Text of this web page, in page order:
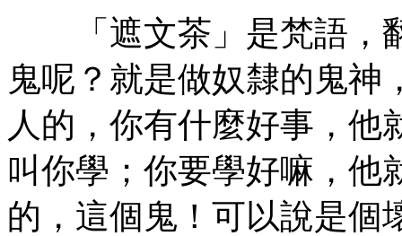
「遮文茶」是梵語，
鬼呢？就是做奴隸的鬼神
人的，你有什麼好事，他
叫你學；你要學好嘛，他
的，這個鬼！可以說是個